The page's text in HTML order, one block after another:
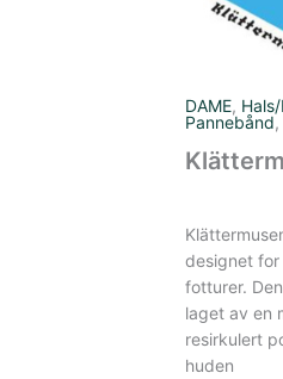
DAME,
Pannebånd,
designet
fotturer.
laget av en
resirkulert
huden